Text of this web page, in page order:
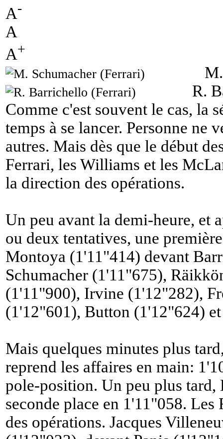
A-
A
A+
R.
Comme c'est souvent le cas, la
temps à se lancer. Personne ne
autres. Mais dès que le début
Ferrari, les Williams et les
la direction des opérations.
Un peu avant la demi-heure, et
ou deux tentatives, une
Montoya (1'11"414) devant
Schumacher (1'11"675),
(1'11"900), Irvine (1'12"282),
(1'12"601), Button (1'12"624)
Mais quelques minutes plus
reprend les affaires en main:
pole-position. Un peu plus
seconde place en 1'11"058.
des opérations. Jacques